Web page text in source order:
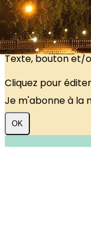
Images de la
Cliquez pour éditer
Texte, bouton et/
Cliquez pour éditer
Je m'abonne à la
OK